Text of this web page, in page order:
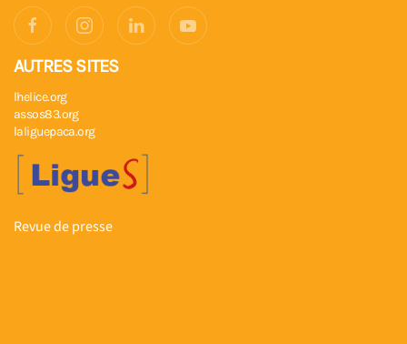
AUTRES SITES
lhelice.org
assos83.org
laliguepaca.org
Revue de presse